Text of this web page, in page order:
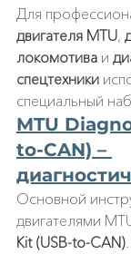
Для
двигателя MTU,
локомотива и
спецтехники
специальный
MTU
to-CAN) –
Основной
двигателями
Kit (USB-to-CAN).